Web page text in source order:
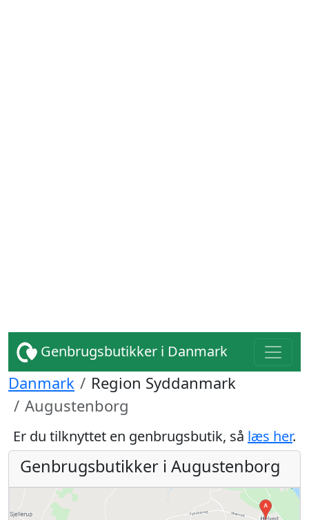
Genbrugsbutikker i Danmark
Danmark
Region Syddanmark
Augustenborg
Er du tilknyttet en genbrugsbutik, så læs her.
Genbrugsbutikker i Augustenborg